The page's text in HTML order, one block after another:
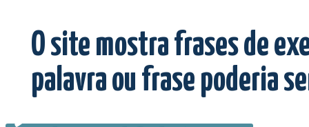
O site mostra frases de
palavra ou frase poderia